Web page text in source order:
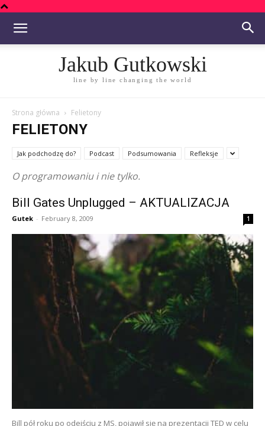
Jakub Gutkowski
line by line changing the world
Strona główna Felietony
FELIETONY
Jak podchodzę do? Podcast Podsumowania Refleksje
O programowaniu i nie tylko.
Bill Gates Unplugged – AKTUALIZACJA
Gutek - February 8, 2009 1
Bill pół roku po odejściu z MS, pojawił się na prezentacji TED w celu